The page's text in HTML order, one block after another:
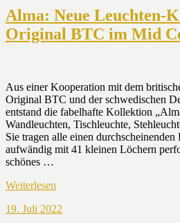
Alma: Neue Leuchten-
Original BTC im Mid
Aus einer Kooperation mit dem
Original BTC und der schwedischen
entstand die fabelhafte Kollektion
Wandleuchten, Tischleuchte,
Sie tragen alle einen
aufwändig mit 41 kleinen Löchern
schönes …
Weiterlesen
19. Juli 2022